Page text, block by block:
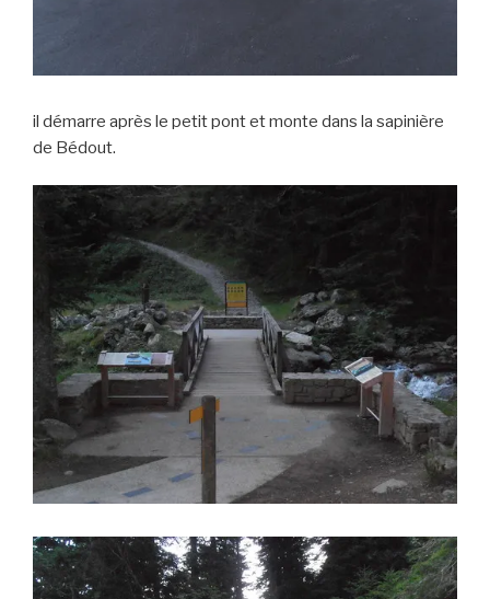
il démarre après le petit pont et monte dans la sapinière
de Bédout.